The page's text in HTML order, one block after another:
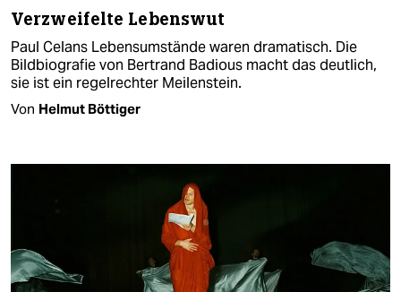
Verzweifelte Lebenswut
Paul Celans Lebensumstände waren dramatisch. Die
Bildbiografie von Bertrand Badious macht das deutlich,
sie ist ein regelrechter Meilenstein.
Von Helmut Böttiger